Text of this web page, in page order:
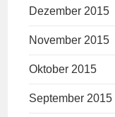
Dezember 2015
November 2015
Oktober 2015
September 2015